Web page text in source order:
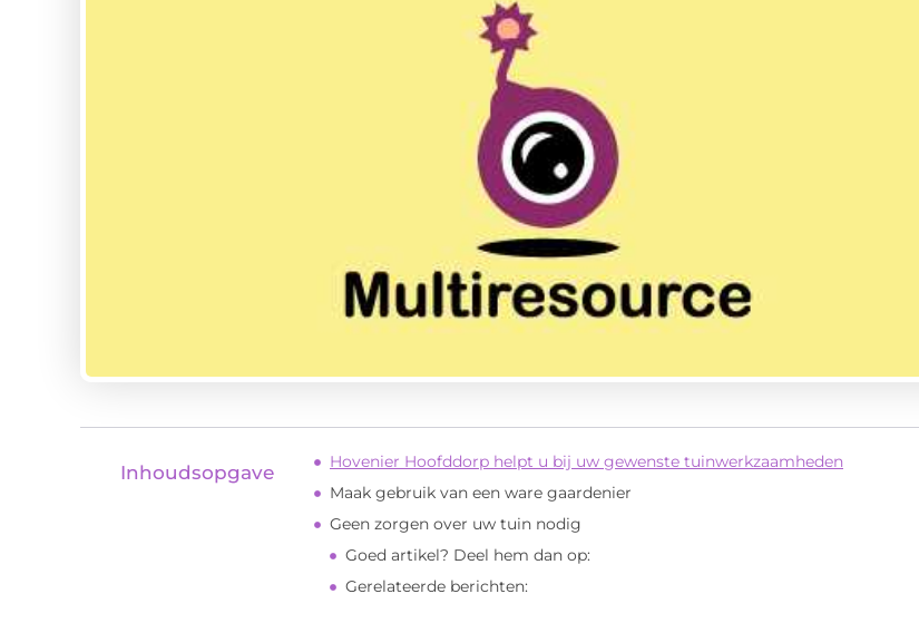
Inhoudsopgave
Hovenier Hoofddorp helpt u bij uw gewenste tuinwerkzaamheden
Maak gebruik van een ware gaardenier
Geen zorgen over uw tuin nodig
Goed artikel? Deel hem dan op:
Gerelateerde berichten: